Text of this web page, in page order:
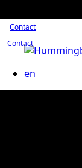
Contact
Contact
en